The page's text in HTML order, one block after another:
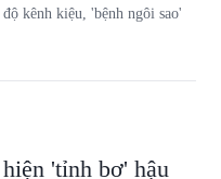
kênh kiệu, 'bệnh ngôi sao'
'tỉnh bơ' hậu